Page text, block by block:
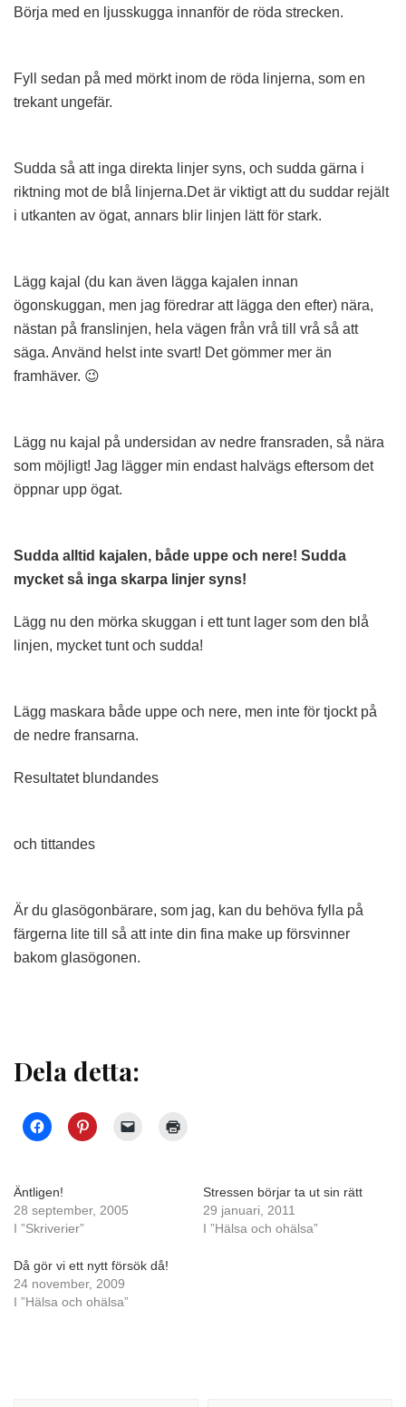
Börja med en ljusskugga innanför de röda strecken.
Fyll sedan på med mörkt inom de röda linjerna, som en
trekant ungefär.
Sudda så att inga direkta linjer syns, och sudda gärna i
riktning mot de blå linjerna.Det är viktigt att du suddar rejält
i utkanten av ögat, annars blir linjen lätt för stark.
Lägg kajal (du kan även lägga kajalen innan
ögonskuggan, men jag föredrar att lägga den efter) nära,
nästan på franslinjen, hela vägen från vrå till vrå så att
säga. Använd helst inte svart! Det gömmer mer än
framhäver. 😉
Lägg nu kajal på undersidan av nedre fransraden, så nära
som möjligt! Jag lägger min endast halvägs eftersom det
öppnar upp ögat.
Sudda alltid kajalen, både uppe och nere! Sudda
mycket så inga skarpa linjer syns!
Lägg nu den mörka skuggan i ett tunt lager som den blå
linjen, mycket tunt och sudda!
Lägg maskara både uppe och nere, men inte för tjockt på
de nedre fransarna.
Resultatet blundandes
och tittandes
Är du glasögonbärare, som jag, kan du behöva fylla på
färgerna lite till så att inte din fina make up försvinner
bakom glasögonen.
Dela detta:
Äntligen!
28 september, 2005
I ”Skriverier”
Stressen börjar ta ut sin rätt
29 januari, 2011
I ”Hälsa och ohälsa”
Då gör vi ett nytt försök då!
24 november, 2009
I ”Hälsa och ohälsa”